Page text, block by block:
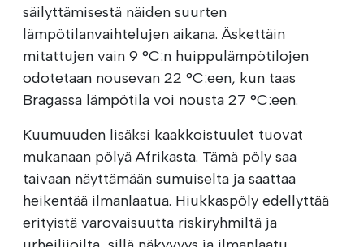
säilyttämisestä näiden suurten
lämpötilanvaihtelujen aikana. Äskettäin
mitattujen vain 9 °C:n huippulämpötilojen
odotetaan nousevan 22 °C:een, kun taas
Bragassa lämpötila voi nousta 27 °C:een.
Kuumuuden lisäksi kaakkoistuulet tuovat
mukanaan pölyä Afrikasta. Tämä pöly saa
taivaan näyttämään sumuiselta ja saattaa
heikentää ilmanlaatua. Hiukkaspöly edellyttää
erityistä varovaisuutta riskiryhmiltä ja